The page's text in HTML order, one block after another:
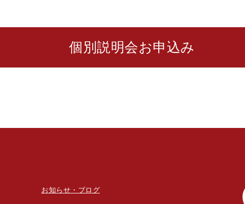
個別説明会お申込み
お知らせ・ブログ